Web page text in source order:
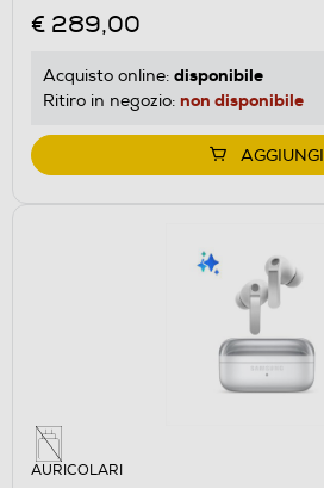
€ 289,00
Acquisto online: disponibile
Ritiro in negozio: non disponibile
AGGIUNGI
AURICOLARI